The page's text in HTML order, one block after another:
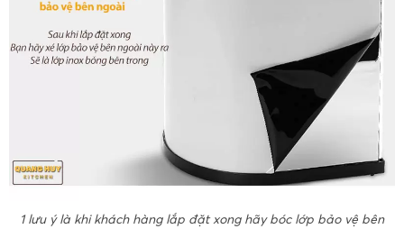
1 lưu ý là khi khách hàng lắp đặt xong hãy bóc lớp bảo vệ bên